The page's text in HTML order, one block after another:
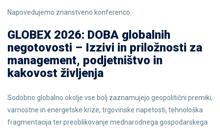
Napovedujemo znanstveno konferenco:
GLOBEX 2026: DOBA globalnih
negotovosti – Izzivi in priložnosti za
management, podjetništvo in
kakovost življenja
Sodobno globalno okolje vse bolj zaznamujejo geopolitični premiki,
varnostne in energetske krize, trgovinske napetosti, tehnološka
fragmentacija ter preoblikovanje mednarodnega gospodarskega